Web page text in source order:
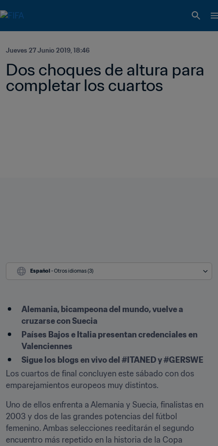
Jueves 27 Junio 2019, 18:46
Dos choques de altura para
completar los cuartos
Español - Otros idiomas (3)
Alemania, bicampeona del mundo, vuelve a
cruzarse con Suecia
Países Bajos e Italia presentan credenciales en
Valenciennes
Sigue los blogs en vivo del #ITANED y #GERSWE
Los cuartos de final concluyen este sábado con dos
emparejamientos europeos muy distintos.
Uno de ellos enfrenta a Alemania y Suecia, finalistas en
2003 y dos de las grandes potencias del fútbol
femenino. Ambas selecciones reeditarán el segundo
encuentro más repetido en la historia de la Copa